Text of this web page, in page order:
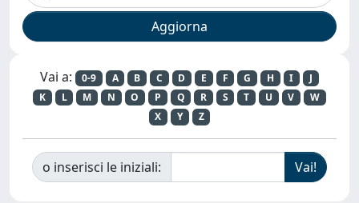
Vai a: 0-9 A B C D E F G H I
J
K
L M N O P Q R S T U V
W
X
Y Z
o inserisci le iniziali: